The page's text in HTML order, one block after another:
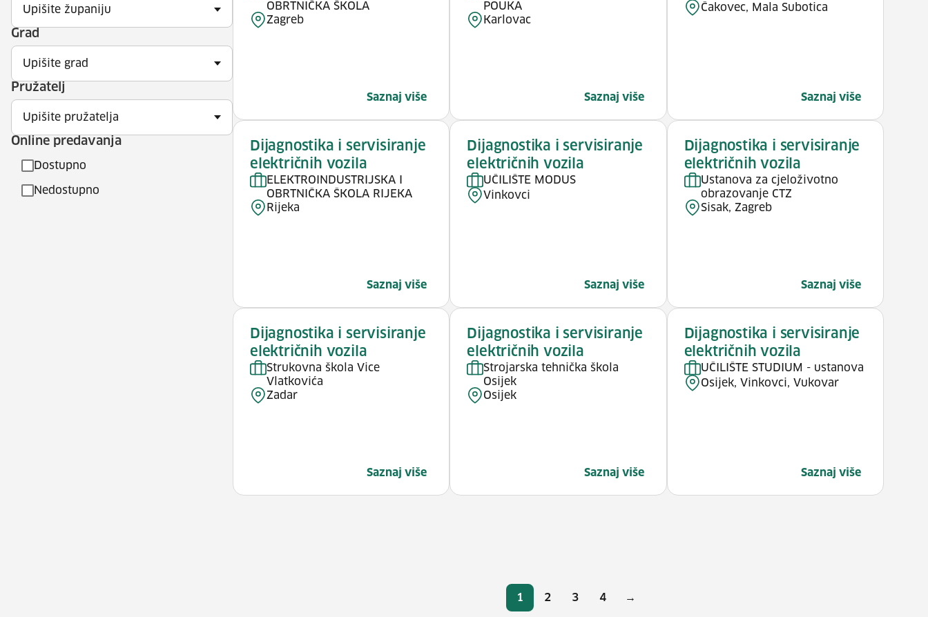
Upišite županiju
Grad
Upišite grad
Pružatelj
Upišite pružatelja
Online predavanja
Dostupno
Nedostupno
OBRTNIČKA ŠKOLA
Zagreb
Saznaj više
POUKA
Karlovac
Saznaj više
Čakovec, Mala Subotica
Saznaj više
Dijagnostika i servisiranje
električnih vozila
ELEKTROINDUSTRIJSKA I
OBRTNIČKA ŠKOLA RIJEKA
Rijeka
Saznaj više
Dijagnostika i servisiranje
električnih vozila
UČILIŠTE MODUS
Vinkovci
Saznaj više
Dijagnostika i servisiranje
električnih vozila
Ustanova za cjeloživotno
obrazovanje CTZ
Sisak, Zagreb
Saznaj više
Dijagnostika i servisiranje
električnih vozila
Strukovna škola Vice
Vlatkovića
Zadar
Saznaj više
Dijagnostika i servisiranje
električnih vozila
Strojarska tehnička škola
Osijek
Osijek
Saznaj više
Dijagnostika i servisiranje
električnih vozila
UČILIŠTE STUDIUM - ustanova
Osijek, Vinkovci, Vukovar
Saznaj više
Brojevi stranica objava
Stranica
1 Stranica
2 Stranica
3 Stranica
4 →